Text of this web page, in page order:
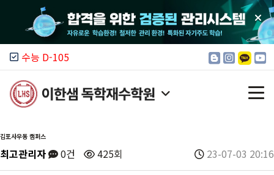
수능 D-105
이한샘 소개
김포사우동 캠퍼스
최고관리자 0건 425회 23-07-03 20:16